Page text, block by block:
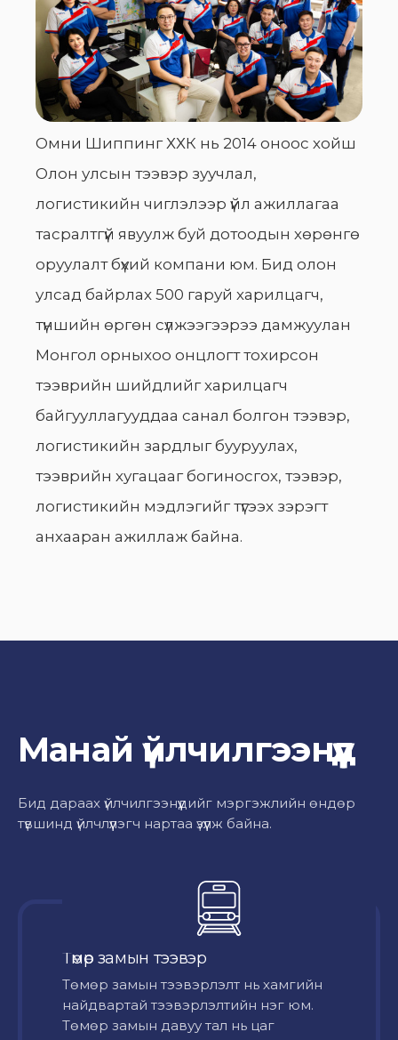
Омни Шиппинг ХХК нь 2014 оноос хойш
Олон улсын тээвэр зуучлал,
логистикийн чиглэлээр үйл ажиллагаа
тасралтгүй явуулж буй дотоодын хөрөнгө
оруулалт бүхий компани юм. Бид олон
улсад байрлах 500 гаруй харилцагч,
түншийн өргөн сүлжээгээрээ дамжуулан
Монгол орныхоо онцлогт тохирсон
тээврийн шийдлийг харилцагч
байгууллагууддаа санал болгон тээвэр,
логистикийн зардлыг бууруулах,
тээврийн хугацааг богиносгох, тээвэр,
логистикийн мэдлэгийг түгээх зэрэгт
анхааран ажиллаж байна.
Манай үйлчилгээнүүд
Бид дараах үйлчилгээнүүдийг мэргэжлийн өндөр
түвшинд үйлчлүүлэгч нартаа үзүүлж байна.
Төмөр замын тээвэр
Төмөр замын тээвэрлэлт нь хамгийн
найдвартай тээвэрлэлтийн нэг юм.
Төмөр замын давуу тал нь цаг